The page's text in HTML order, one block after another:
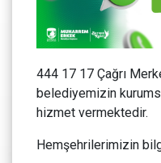
444 17 17 Çağrı
belediyemizin
hizmet vermektedir.
Hemşehrilerimizin